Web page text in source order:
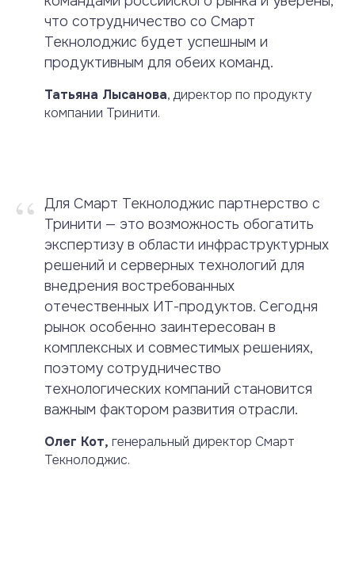
что сотрудничество со Смарт
Текнолоджис будет успешным и
продуктивным для обеих команд.
Татьяна Лысанова, директор по продукту
компании Тринити.
“ Для Смарт Текнолоджис партнерство с
Тринити — это возможность обогатить
экспертизу в области инфраструктурных
решений и серверных технологий для
внедрения востребованных
отечественных ИТ-продуктов. Сегодня
рынок особенно заинтересован в
комплексных и совместимых решениях,
поэтому сотрудничество
технологических компаний становится
важным фактором развития отрасли.
Олег Кот, генеральный директор Смарт
Текнолоджис.